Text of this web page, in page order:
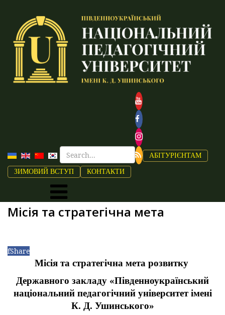
АБІТУРІЄНТАМ
ЗИМОВИЙ ВСТУП КОНТАКТИ
Місія та стратегічна мета
fShare
Місія та стратегічна мета розвитку
Державного закладу «Південноукраїнський
національний педагогічний університет імені
К. Д. Ушинського»